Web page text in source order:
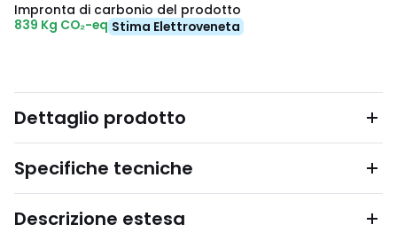
Impronta di carbonio del prodotto
839 Kg CO₂-eq Stima Elettroveneta
Dettaglio prodotto
Specifiche tecniche
Descrizione estesa